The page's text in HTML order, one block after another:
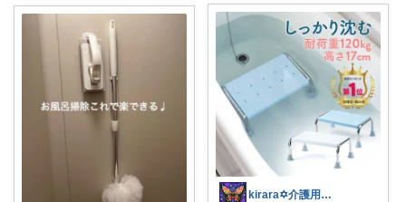
kirara✡介護用品🌈